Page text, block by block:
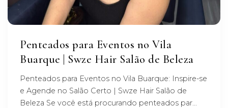
Penteados para Eventos no Vila
Buarque | Swze Hair Salão de Beleza
Penteados para Eventos no Vila Buarque: Inspire-se
e Agende no Salão Certo | Swze Hair Salão de
Beleza Se você está procurando penteados par...